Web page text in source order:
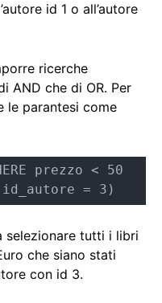
id 1 o all’autore
ricerche
AND che di OR. Per
le parantesi come
prezzo < 50
id_autore = 3)
selezionare tutti i libri
che siano stati
con id 3.